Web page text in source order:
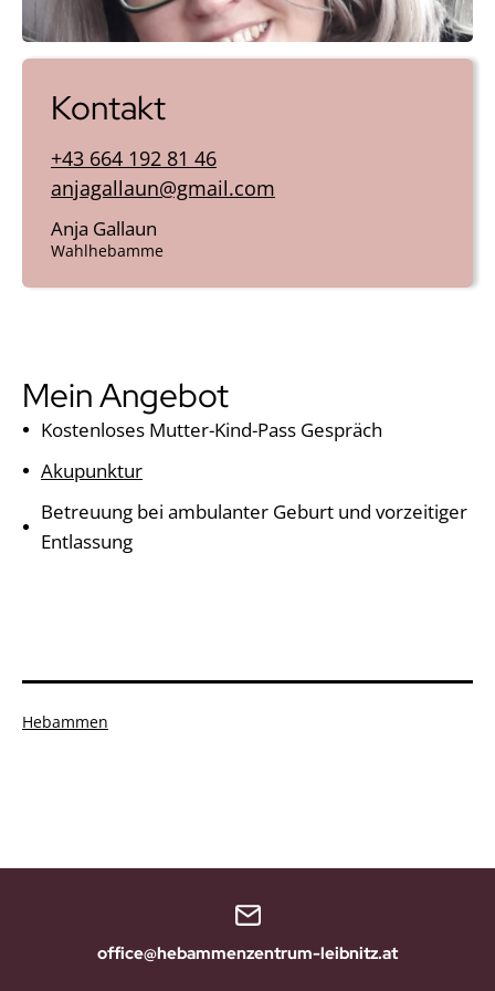
Kontakt
+43 664 192 81 46
anjagallaun@gmail.com
Anja Gallaun
Wahlhebamme
Mein Angebot
Kostenloses Mutter-Kind-Pass Gespräch
Akupunktur
Betreuung bei ambulanter Geburt und vorzeitiger
Entlassung
Kategorisiert
Hebammen
office@hebammenzentrum-leibnitz.at